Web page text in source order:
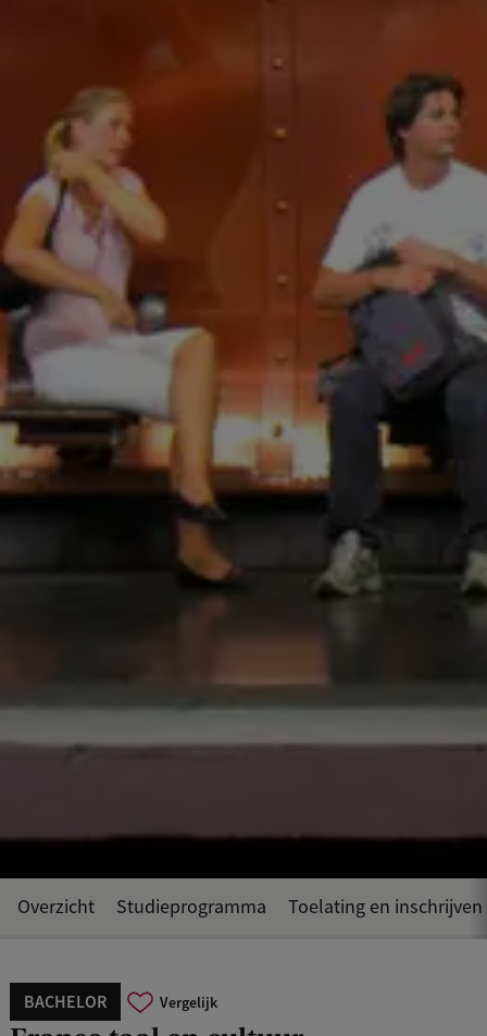
BACHELOR Vergelijk
Overzicht Studieprogramma Toelating en inschrijven